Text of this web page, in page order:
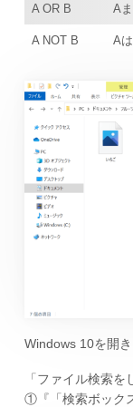
A OR B A
A NOT B A
Windows 10を開き
「ファイル検索を
①『「検索ボック